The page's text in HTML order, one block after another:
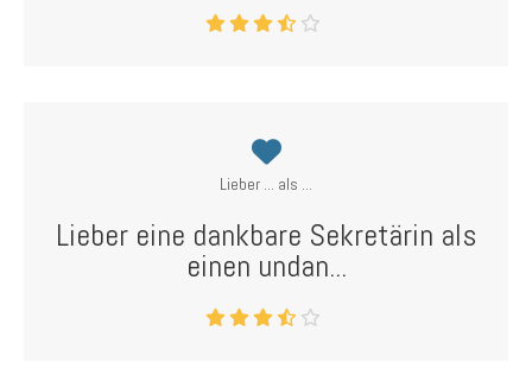
Lieber ... als ...
Lieber eine dankbare Sekretärin als
einen undan...